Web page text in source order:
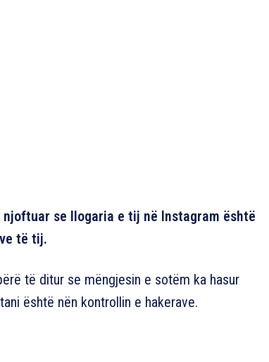
njoftuar se llogaria e tij në Instagram është
të tij.
të ditur se mëngjesin e sotëm ka hasur
është nën kontrollin e hakerave.